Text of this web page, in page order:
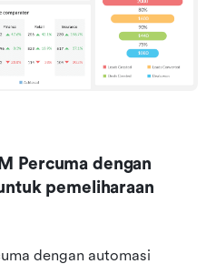
Percuma dengan
pemeliharaan
dengan automasi